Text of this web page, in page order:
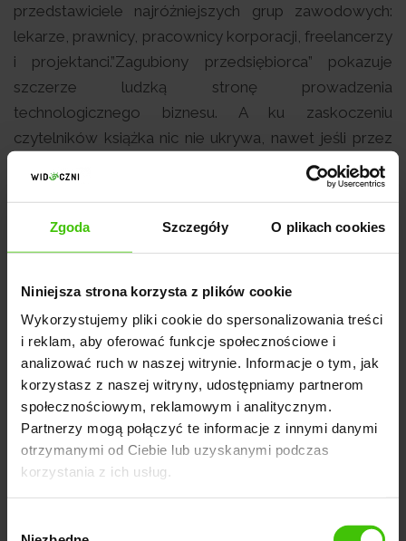
Zgoda Szczegóły O plikach cookies
Niniejsza strona korzysta z plików cookie
Wykorzystujemy pliki cookie do spersonalizowania treści
i reklam, aby oferować funkcje społecznościowe i
analizować ruch w naszej witrynie. Informacje o tym, jak
korzystasz z naszej witryny, udostępniamy partnerom
społecznościowym, reklamowym i analitycznym.
Partnerzy mogą połączyć te informacje z innymi danymi
otrzymanymi od Ciebie lub uzyskanymi podczas
korzystania z ich usług.
przedstawiciele najróżniejszych grup zawodowych:
lekarze, prawnicy, pracownicy korporacji, freelancerzy
i projektanci.”Zagubiony przedsiębiorca” pokazuje
szczerze ludzką stronę prowadzenia
technologicznego biznesu. A ku zaskoczeniu
czytelników książka nic nie ukrywa, nawet jeśli przez